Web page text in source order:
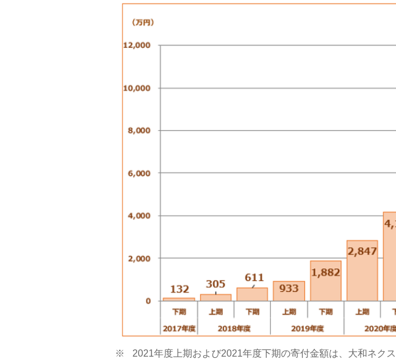
※
2021年度上期および2021年度下期の寄付金額は、大和ネク